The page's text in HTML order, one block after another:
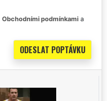
Obchodními podmínkami a